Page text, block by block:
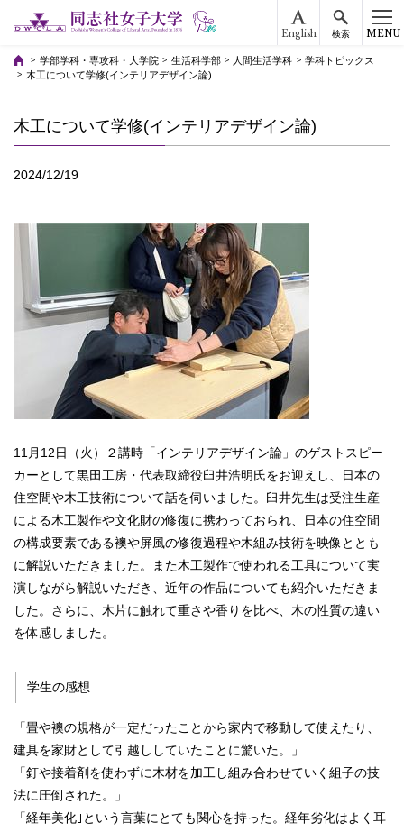
English 検索 MENU
学部学科・専攻科・大学院 生活科学部 人間生活学科
学科トピックス
木工について学修(インテリアデザイン論)
木工について学修(インテリアデザイン論)
2024/12/19
11月12日（火）２講時「インテリアデザイン論」のゲストスピー
カーとして黒田工房・代表取締役臼井浩明氏をお迎えし、日本の
住空間や木工技術について話を伺いました。臼井先生は受注生産
による木工製作や文化財の修復に携わっておられ、日本の住空間
の構成要素である襖や屏風の修復過程や木組み技術を映像ととも
に解説いただきました。また木工製作で使われる工具について実
演しながら解説いただき、近年の作品についても紹介いただきま
した。さらに、木片に触れて重さや香りを比べ、木の性質の違い
を体感しました。
学生の感想
「畳や襖の規格が一定だったことから家内で移動して使えたり、
建具を家財として引越ししていたことに驚いた。」
「釘や接着剤を使わずに木材を加工し組み合わせていく組子の技
法に圧倒された。」
「経年美化｣という言葉にとても関心を持った。経年劣化はよく耳